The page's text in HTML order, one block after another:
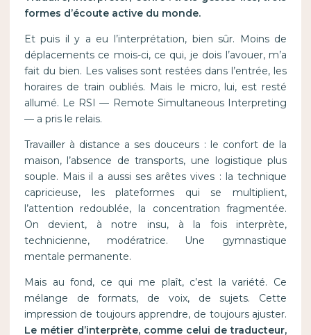
formes d’écoute active du monde.
Et puis il y a eu l’interprétation, bien sûr. Moins de
déplacements ce mois-ci, ce qui, je dois l’avouer, m’a
fait du bien. Les valises sont restées dans l’entrée, les
horaires de train oubliés. Mais le micro, lui, est resté
allumé. Le RSI — Remote Simultaneous Interpreting
— a pris le relais.
Travailler à distance a ses douceurs : le confort de la
maison, l’absence de transports, une logistique plus
souple. Mais il a aussi ses arêtes vives : la technique
capricieuse, les plateformes qui se multiplient,
l’attention redoublée, la concentration fragmentée.
On devient, à notre insu, à la fois interprète,
technicienne, modératrice. Une gymnastique
mentale permanente.
Mais au fond, ce qui me plaît, c’est la variété. Ce
mélange de formats, de voix, de sujets. Cette
impression de toujours apprendre, de toujours ajuster.
Le métier d’interprète, comme celui de traducteur,